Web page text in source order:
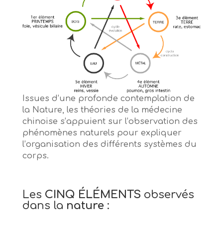
Issues d’une profonde contemplation de
la Nature, les théories de la médecine
chinoise s’appuient sur l’observation des
phénomènes naturels pour expliquer
l’organisation des différents systèmes du
corps.
Les CINQ ÉLÉMENTS observés
dans la nature :